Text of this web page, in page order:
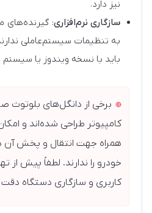
نیز دارد.
سازگاری نرم‌افزاری: گیرنده‌های
به تنظیمات سیستم‌عاملی
باید با نسخه ویندوز یا سیستم
برخی از دانگل‌های بلوتوث
کامپیوتر طراحی شده‌اند و
همراه جهت انتقال و پخش
خودرو را ندارند. لطفاً پیش از
کاربری و سازگاری دستگاه دقت